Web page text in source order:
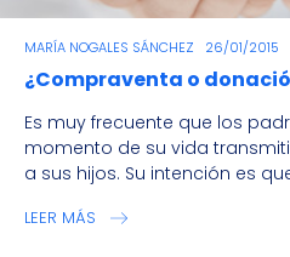
MARÍA NOGALES SÁNCHEZ 26/01/2015
¿Compraventa o
Es muy frecuente que los
momento de su vida
a sus hijos. Su intención es
LEER MÁS